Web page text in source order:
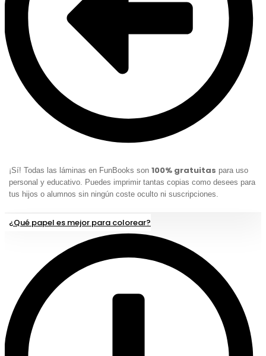
¡Sí! Todas las láminas en FunBooks son 100% gratuitas para uso
personal y educativo. Puedes imprimir tantas copias como desees para
tus hijos o alumnos sin ningún coste oculto ni suscripciones.
¿Qué papel es mejor para colorear?